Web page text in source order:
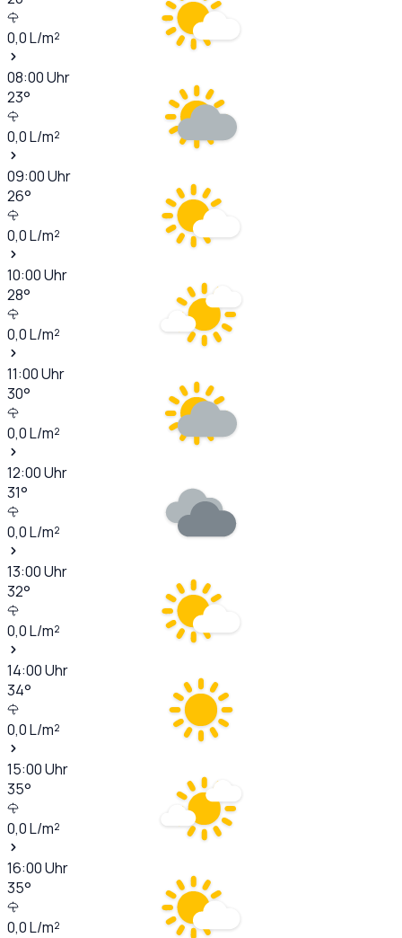
0,0L/m²
08:00Uhr
23°
0,0L/m²
09:00Uhr
26°
0,0L/m²
10:00Uhr
28°
0,0L/m²
11:00Uhr
30°
0,0L/m²
12:00Uhr
31°
0,0L/m²
13:00Uhr
32°
0,0L/m²
14:00Uhr
34°
0,0L/m²
15:00Uhr
35°
0,0L/m²
16:00Uhr
35°
0,0L/m²